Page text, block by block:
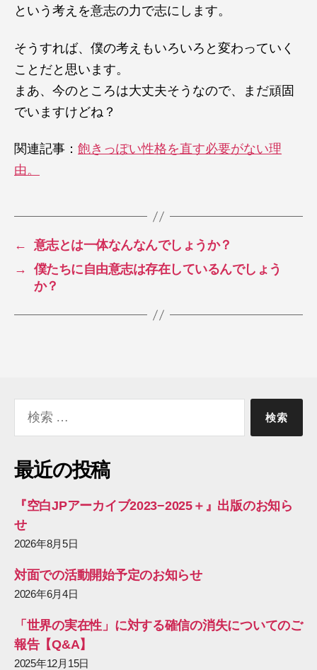
という考えを意志の力で志にします。
そうすれば、僕の考えもいろいろと変わっていく
ことだと思います。
まあ、今のところは大丈夫そうなので、まだ頑固
でいますけどね？
関連記事： 飽きっぽい性格を直す必要がない理
由。
←
意志とは一体なんなんでしょうか？
→
僕たちに自由意志は存在しているんでしょう
か？
象:
最近の投稿
『空白JPアーカイブ2023−2025＋』出版のお知ら
せ
2026年8月5日
対面での活動開始予定のお知らせ
2026年6月4日
「世界の実在性」に対する確信の消失についてのご
報告【Q&A】
2025年12月15日